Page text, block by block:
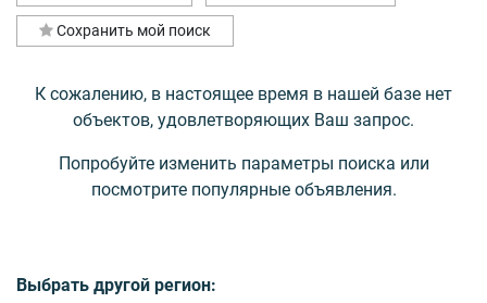
Сохранить мой поиск
К сожалению, в настоящее время в нашей базе нет
объектов, удовлетворяющих Ваш запрос.
Попробуйте изменить параметры поиска или
посмотрите популярные объявления.
Выбрать другой регион: